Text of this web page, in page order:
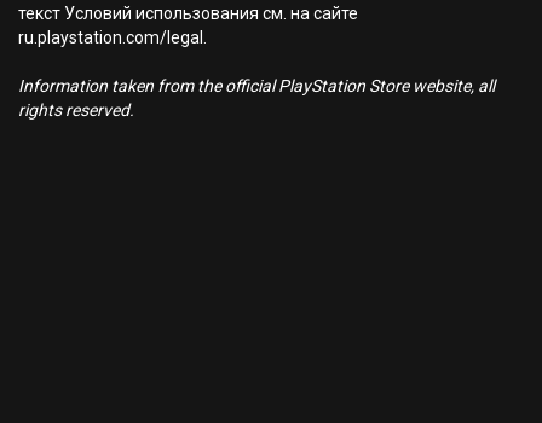
текст Условий использования см. на сайте
ru.playstation.com/legal.
Information taken from the official PlayStation Store website, all
rights reserved.